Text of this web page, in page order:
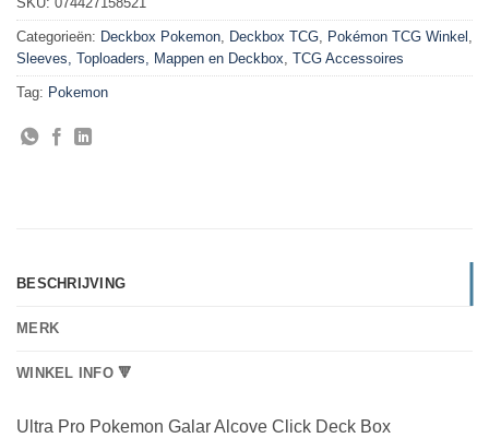
Categorieën: Deckbox Pokemon Deckbox TCG Pokémon TCG Winkel
Sleeves, Toploaders, Mappen en Deckbox TCG Accessoires
Tag: Pokemon
BESCHRIJVING
MERK
WINKEL INFO 🔻
Ultra Pro Pokemon Galar Alcove Click Deck Box